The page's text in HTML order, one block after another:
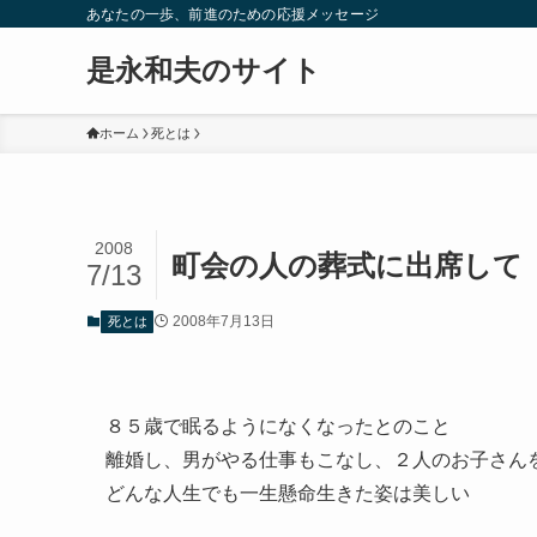
あなたの一歩、前進のための応援メッセージ
是永和夫のサイト
ホーム 死とは
町会の人の葬式に出席して
2008
7/13
死とは 2008年7月13日
８５歳で眠るようになくなったとのこと
離婚し、男がやる仕事もこなし、２人のお子さん
どんな人生でも一生懸命生きた姿は美しい